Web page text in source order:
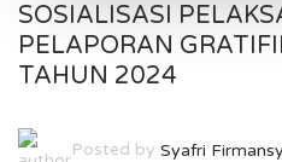
SOSIALISASI
PELAPORAN
TAHUN 2024
Posted by Syafri